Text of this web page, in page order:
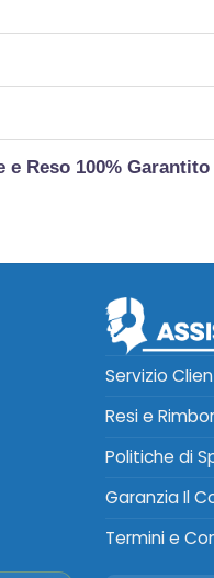
Reso 100% Garantito
Servizio
Resi e
Politiche di
Garanzia Il
Termini e